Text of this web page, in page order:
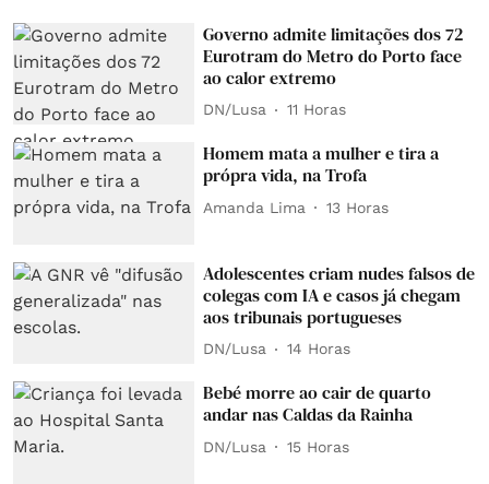
Governo admite limitações dos 72
Eurotram do Metro do Porto face
ao calor extremo
DN/Lusa 11 Horas
Homem mata a mulher e tira a
própra vida, na Trofa
Amanda Lima 13 Horas
Adolescentes criam nudes falsos de
colegas com IA e casos já chegam
aos tribunais portugueses
DN/Lusa 14 Horas
Bebé morre ao cair de quarto
andar nas Caldas da Rainha
DN/Lusa 15 Horas